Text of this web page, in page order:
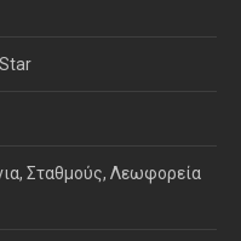
Σταθμούς, Λεωφορεία